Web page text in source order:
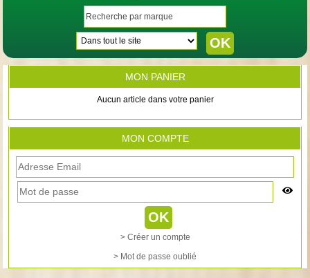
MON PANIER
Aucun article dans votre panier
MON COMPTE
> Créer un compte
> Mot de passe oublié